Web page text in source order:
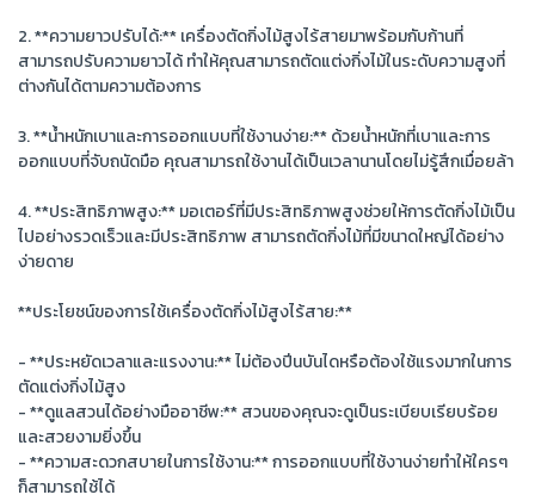
2. **ความยาวปรับได้:** เครื่องตัดกิ่งไม้สูงไร้สายมาพร้อมกับก้านที่
สามารถปรับความยาวได้ ทำให้คุณสามารถตัดแต่งกิ่งไม้ในระดับความสูงที่
ต่างกันได้ตามความต้องการ
3. **น้ำหนักเบาและการออกแบบที่ใช้งานง่าย:** ด้วยน้ำหนักที่เบาและการ
ออกแบบที่จับถนัดมือ คุณสามารถใช้งานได้เป็นเวลานานโดยไม่รู้สึกเมื่อยล้า
4. **ประสิทธิภาพสูง:** มอเตอร์ที่มีประสิทธิภาพสูงช่วยให้การตัดกิ่งไม้เป็น
ไปอย่างรวดเร็วและมีประสิทธิภาพ สามารถตัดกิ่งไม้ที่มีขนาดใหญ่ได้อย่าง
ง่ายดาย
**ประโยชน์ของการใช้เครื่องตัดกิ่งไม้สูงไร้สาย:**
- **ประหยัดเวลาและแรงงาน:** ไม่ต้องปีนบันไดหรือต้องใช้แรงมากในการ
ตัดแต่งกิ่งไม้สูง
- **ดูแลสวนได้อย่างมืออาชีพ:** สวนของคุณจะดูเป็นระเบียบเรียบร้อย
และสวยงามยิ่งขึ้น
- **ความสะดวกสบายในการใช้งาน:** การออกแบบที่ใช้งานง่ายทำให้ใครๆ
ก็สามารถใช้ได้